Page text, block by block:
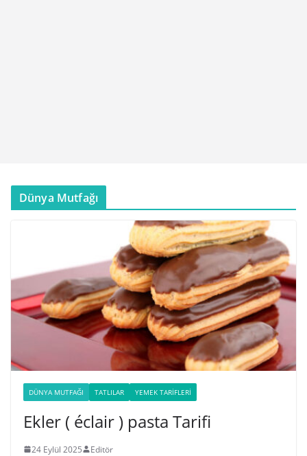
Dünya Mutfağı
DÜNYA MUTFAĞI TATLILAR YEMEK TARIFLERI
Ekler ( éclair ) pasta Tarifi
24 Eylül 2025 Editör